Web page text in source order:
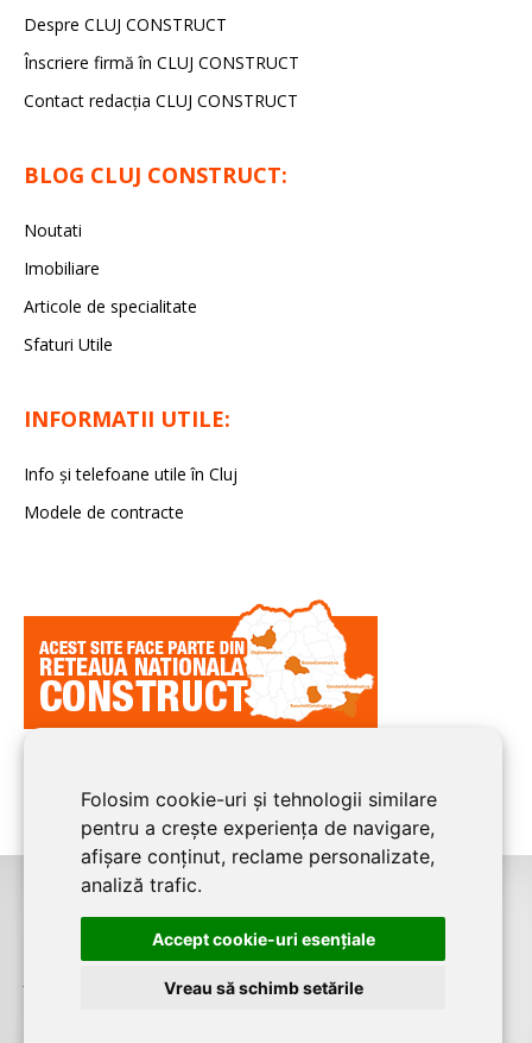
Folosim cookie-uri și tehnologii similare
pentru a crește experiența de navigare,
afișare conținut, reclame personalizate,
analiză trafic.
Accept cookie-uri esenţiale
Vreau să schimb setările
Despre CLUJ CONSTRUCT
Înscriere firmă în CLUJ CONSTRUCT
Contact redacția CLUJ CONSTRUCT
BLOG CLUJ CONSTRUCT:
Noutati
Imobiliare
Articole de specialitate
Sfaturi Utile
INFORMATII UTILE:
Info și telefoane utile în Cluj
Modele de contracte
CLUJ CONSTRUCTeste un serviciu de promovare online pentru
firme. Proiect digital dezvoltat deLIVE COMMUNICATIONS SRL
J12/4191/2006, RO19492087